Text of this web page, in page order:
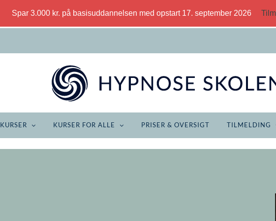
Spar 3.000 kr. på basisuddannelsen med opstart 17. september 2026
KURSER KURSER FOR ALLE PRISER & OVERSIGT TILMELDING